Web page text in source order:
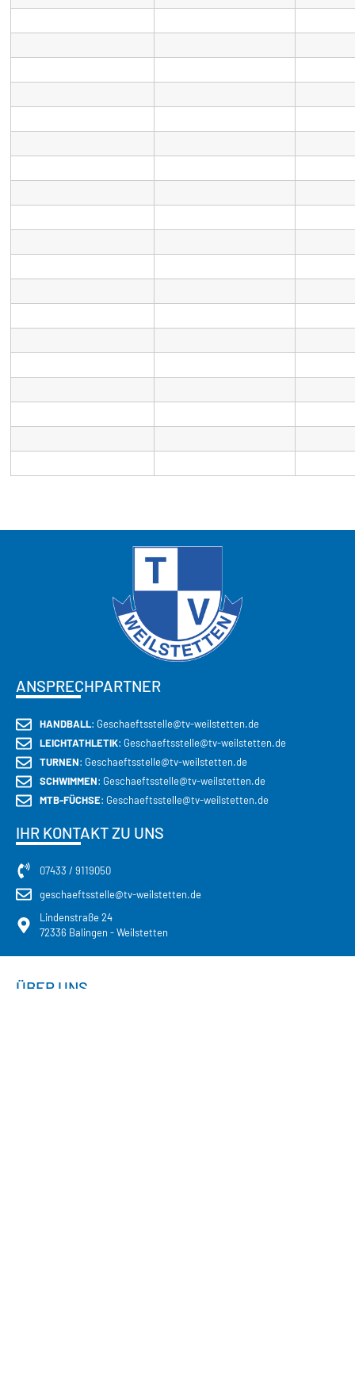
ANSPRECHPARTNER
HANDBALL: Geschaeftsstelle@tv-weilstetten.de
LEICHTATHLETIK: Geschaeftsstelle@tv-weilstetten.de
TURNEN: Geschaeftsstelle@tv-weilstetten.de
SCHWIMMEN: Geschaeftsstelle@tv-weilstetten.de
MTB-FÜCHSE: Geschaeftsstelle@tv-weilstetten.de
IHR KONTAKT ZU UNS
07433 / 9119050
geschaeftsstelle@tv-weilstetten.de
Lindenstraße 24
72336 Balingen - Weilstetten
ÜBER UNS